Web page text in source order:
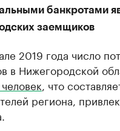
банкротами
заемщиков
2019 года число
в Нижегородской
, что
региона,